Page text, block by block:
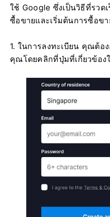
ใช้ Google ซึ่งเป็นวิธีที่รวด
ซื้อขายและเริ่มต้นการซื้อขา
1. ในการลงทะเบียน คุณต้
คุณโดยคลิกที่ปุ่มที่เกี่ยวข้อง